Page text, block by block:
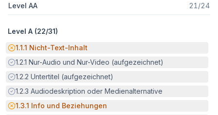
Level AA 21 /24
Level A (22/31)
Potenzielle Barriere:
1.1.1 Nicht-Text-Inhalt
Erfüllt:
1.2.1 Nur-Audio und Nur-Video (aufgezeichnet)
Erfüllt:
1.2.2 Untertitel (aufgezeichnet)
Erfüllt:
1.2.3 Audiodeskription oder Medienalternative
Potenzielle Barriere:
1.3.1 Info und Beziehungen